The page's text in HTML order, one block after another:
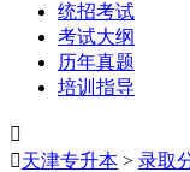
统招考试
考试大纲
历年真题
培训指导

天津专升本 > 录取